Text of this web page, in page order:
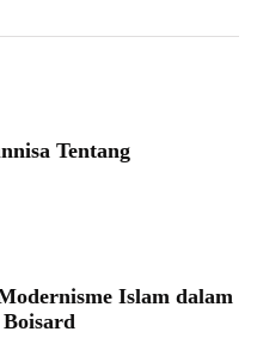
Tentang
Islam dalam